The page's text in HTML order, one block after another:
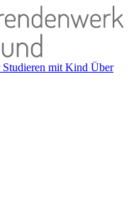
Studieren mit Kind Über